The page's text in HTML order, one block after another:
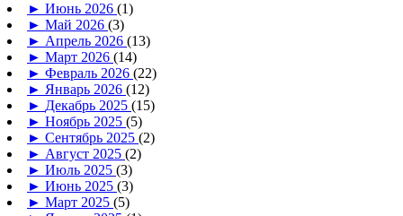
► Июнь 2026 (1)
► Май 2026 (3)
► Апрель 2026 (13)
► Март 2026 (14)
► Февраль 2026 (22)
► Январь 2026 (12)
► Декабрь 2025 (15)
► Ноябрь 2025 (5)
► Сентябрь 2025 (2)
► Август 2025 (2)
► Июль 2025 (3)
► Июнь 2025 (3)
► Март 2025 (5)